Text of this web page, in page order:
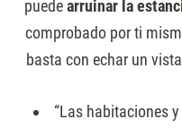
puedearruinar la
comprobado por ti
basta con echar un
“Las habitaciones